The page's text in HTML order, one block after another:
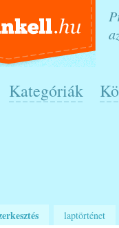
Kategóriák
laptörténet